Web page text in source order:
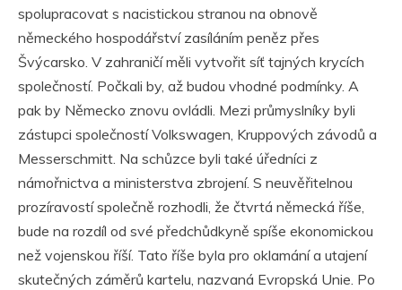
spolupracovat s nacistickou stranou na obnově
německého hospodářství zasíláním peněz přes
Švýcarsko. V zahraničí měli vytvořit síť tajných krycích
společností. Počkali by, až budou vhodné podmínky. A
pak by Německo znovu ovládli. Mezi průmyslníky byli
zástupci společností Volkswagen, Kruppových závodů a
Messerschmitt. Na schůzce byli také úředníci z
námořnictva a ministerstva zbrojení. S neuvěřitelnou
prozíravostí společně rozhodli, že čtvrtá německá říše,
bude na rozdíl od své předchůdkyně spíše ekonomickou
než vojenskou říší. Tato říše byla pro oklamání a utajení
skutečných záměrů kartelu, nazvaná Evropská Unie. Po